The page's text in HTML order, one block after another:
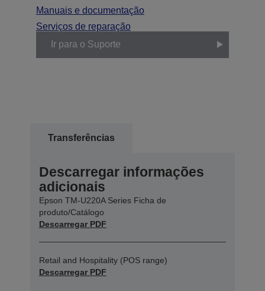
Manuais e documentação
Serviços de reparação
Ir para o Suporte
Transferências
Descarregar informações
adicionais
Epson TM-U220A Series Ficha de
produto/Catálogo
Descarregar PDF
Retail and Hospitality (POS range)
Descarregar PDF